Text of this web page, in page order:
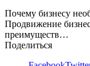
Почему бизнесу
Продвижение
преимуществ…
Поделиться